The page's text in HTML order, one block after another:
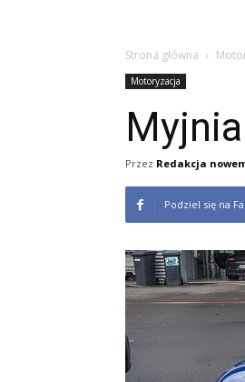
Strona główna
Motoryzacja
Przez Redakcja
Podziel się na